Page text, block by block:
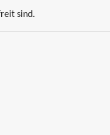
sind.